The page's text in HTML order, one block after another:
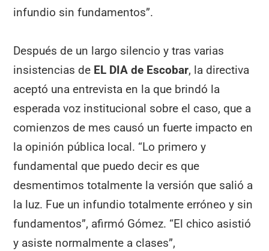
infundio sin fundamentos”.
Después de un largo silencio y tras varias
insistencias de EL DIA de Escobar, la directiva
aceptó una entrevista en la que brindó la
esperada voz institucional sobre el caso, que a
comienzos de mes causó un fuerte impacto en
la opinión pública local. “Lo primero y
fundamental que puedo decir es que
desmentimos totalmente la versión que salió a
la luz. Fue un infundio totalmente erróneo y sin
fundamentos”, afirmó Gómez. “El chico asistió
y asiste normalmente a clases”,